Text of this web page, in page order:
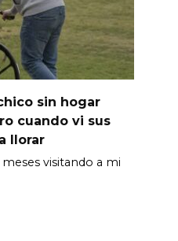
sin hogar
cuando vi sus
llorar
visitando a mi